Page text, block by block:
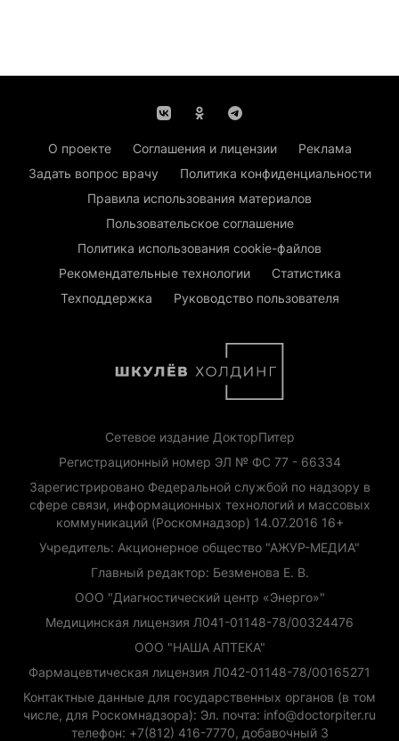
О проекте Соглашения и лицензии
Реклама
Задать вопрос врачу
Политика конфиденциальности
Правила использования материалов
Пользовательское соглашение
Политика использования cookie-файлов
Рекомендательные технологии
Статистика
Техподдержка
Руководство пользователя
Сетевое издание ДокторПитер
Регистрационный номер ЭЛ № ФС 77 - 66334
Зарегистрировано Федеральной службой по надзору в
сфере связи, информационных технологий и массовых
коммуникаций (Роскомнадзор) 14.07.2016 16+
Учредитель: Акционерное общество "АЖУР-МЕДИА"
Главный редактор: Безменова Е. В.
ООО "Диагностический центр «Энерго»"
Медицинская лицензия Л041-01148-78/00324476
ООО "НАША АПТЕКА"
Фармацевтическая лицензия Л042-01148-78/00165271
Контактные данные для государственных органов (в том
числе, для Роскомнадзора): Эл. почта: info@doctorpiter.ru
телефон: +7(812) 416-7770, добавочный 3